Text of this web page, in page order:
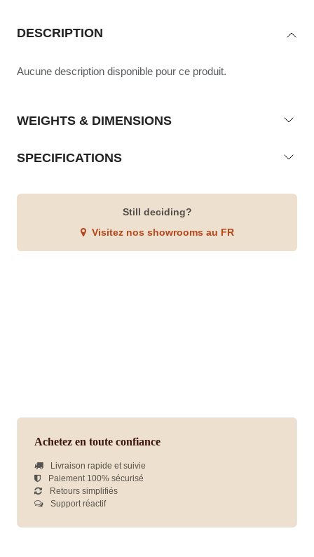
DESCRIPTION
Aucune description disponible pour ce produit.
WEIGHTS & DIMENSIONS
SPECIFICATIONS
Still deciding?
Visitez nos showrooms au FR
Achetez en toute confiance
Livraison rapide et suivie
Paiement 100% sécurisé
Retours simplifiés
Support réactif